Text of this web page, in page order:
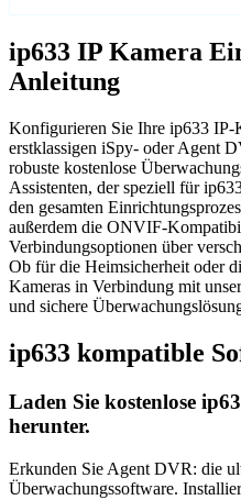
ip633 IP Kamera
Anleitung
Konfigurieren Sie Ihre ip633 IP-
erstklassigen iSpy- oder Agent
robuste kostenlose
Assistenten, der speziell für
den gesamten
außerdem die ONVIF-
Verbindungsoptionen über
Ob für die Heimsicherheit oder
Kameras in Verbindung mit
und sichere
ip633 kompatible
Laden Sie kostenlose
herunter.
Erkunden Sie Agent DVR: die
Überwachungssoftware.